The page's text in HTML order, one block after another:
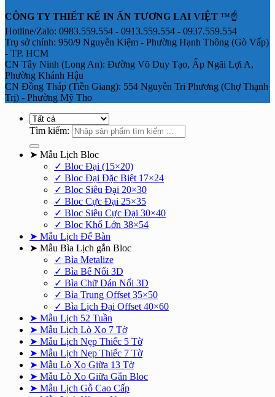
CÔNG TY THIẾT KẾ IN ẤN TƯƠNG LAI VIỆT ™☝️
Hotline/Zalo: 0983.559.554 - 0913.559.554 - 0937.559.554
Trụ sở chính: 950/9 Nguyễn Kiệm - Phường Hạnh Thông (Gò Vấp)
- TP. HCM
CN Tây Ninh (Long An): Đường Võ Duy Tạo, Ấp Ngãi Lợi A,
Phường Khánh Hậu
CN Đồng Tháp (Tiền Giang): 554 Nguyễn Tri Phương (Chợ Thạnh
Trị) - Phường Mỹ Tho
Tìm kiếm:
➤ Mẫu Lịch Bloc
✓ Bloc Đại (15×20)
✓ Bloc Đại Đặc Biệt 17×24
✓ Bloc Siêu Đại 20×30
✓ Bloc Cực Đại 25×35
✓ Bloc Siêu Cực Đại 30×40
✓ Bloc Khổ Lớn 38×54
➤ Mẫu Lịch Để Bàn
➤ Mẫu Bìa Lịch gắn Bloc
✓ Bìa Metalize
✓ Bìa Bế Nổi 3D
✓ Bìa Chữ Dán Nổi 3D
✓ Bìa Trung Offset 35×50
✓ Bìa Lịch Đại Offset 40×60
➤ Mẫu Lịch 52 Tuần
➤ Mẫu Lịch Lò Xo 7 Tờ
➤ Mẫu Lịch Nẹp Thiếc 5 Tờ
➤ Mẫu Lịch Nẹp Thiếc 7 Tờ
➤ Mẫu Lò Xo Giữa 13 Tờ
➤ Mẫu Lò Xo Giữa Gắn Bloc
➤ Mẫu Lịch Gỗ Cao Cấp